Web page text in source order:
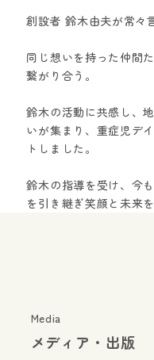
創設者 鈴木由夫が常々
同じ想いを持った仲間
繋がり合う。
鈴木の活動に共感し、
いが集まり、重症児デ
トしました。
鈴木の指導を受け、今
を引き継ぎ笑顔と未来
Media
メディア・出版